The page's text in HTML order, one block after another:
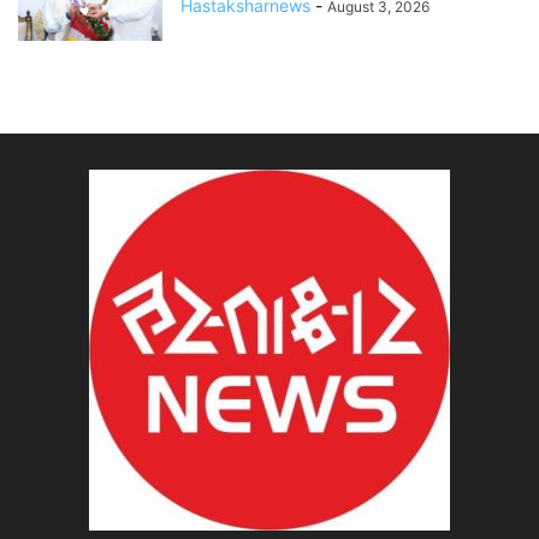
Hastaksharnews - August 3, 2026